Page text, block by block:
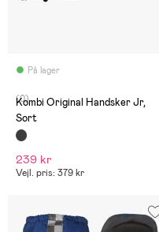
På lager
(0)
Kombi Original Handsker Jr,
Sort
239 kr
Vejl. pris: 379 kr